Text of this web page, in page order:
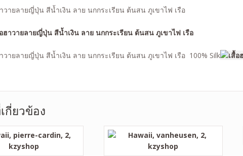
วายลายญี่ปุ่น สีน้ำเงิน ลาย นกกระเรียน ต้นสน ภูเขาไฟ เรือ
วายลายญี่ปุ่น สีน้ำเงิน ลาย นกกระเรียน ต้นสน ภูเขาไฟ เรือ 100% Silk
กี่ยวข้อง